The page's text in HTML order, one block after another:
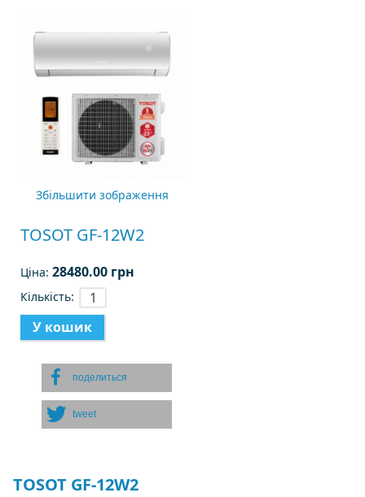
Збільшити зображення
TOSOT GF-12W2
Ціна:28480.00 грн
Кількість:
поделиться
tweet
TOSOT GF-12W2